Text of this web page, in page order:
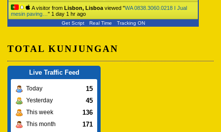
A visitor from Lisbon, Lisboa viewed "WA 0838.3060.0218 I Jual
mesin paving… " 1 day 1 hr ago
Get Script Real Time Tracking ON
TOTAL KUNJUNGAN
Live Traffic Feed
Today 15
Yesterday 45
This week 136
This month 171